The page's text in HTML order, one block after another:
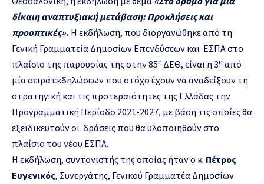
δίκαιη αναπτυξιακή μετάβαση: Προκλήσεις και
προοπτικές». Η εκδήλωση, που διοργανώθηκε από τη
Γενική Γραμματεία Δημοσίων Επενδύσεων και ΕΣΠΑ στο
πλαίσιο της παρουσίας της στην 85η ΔΕΘ, είναι η 3η από
μία σειρά εκδηλώσεων που στόχο έχουν να αναδείξουν τη
στρατηγική και τις προτεραιότητες της Ελλάδας την
Προγραμματική Περίοδο 2021-2027, με βάση τις οποίες θα
εξειδικευτούν οι δράσεις που θα υλοποιηθούν στο
πλαίσιο του νέου ΕΣΠΑ.
Η εκδήλωση, συντονιστής της οποίας ήταν ο κ. Πέτρος
Ευγενικός, Συνεργάτης, Γενικού Γραμματέα Δημοσίων